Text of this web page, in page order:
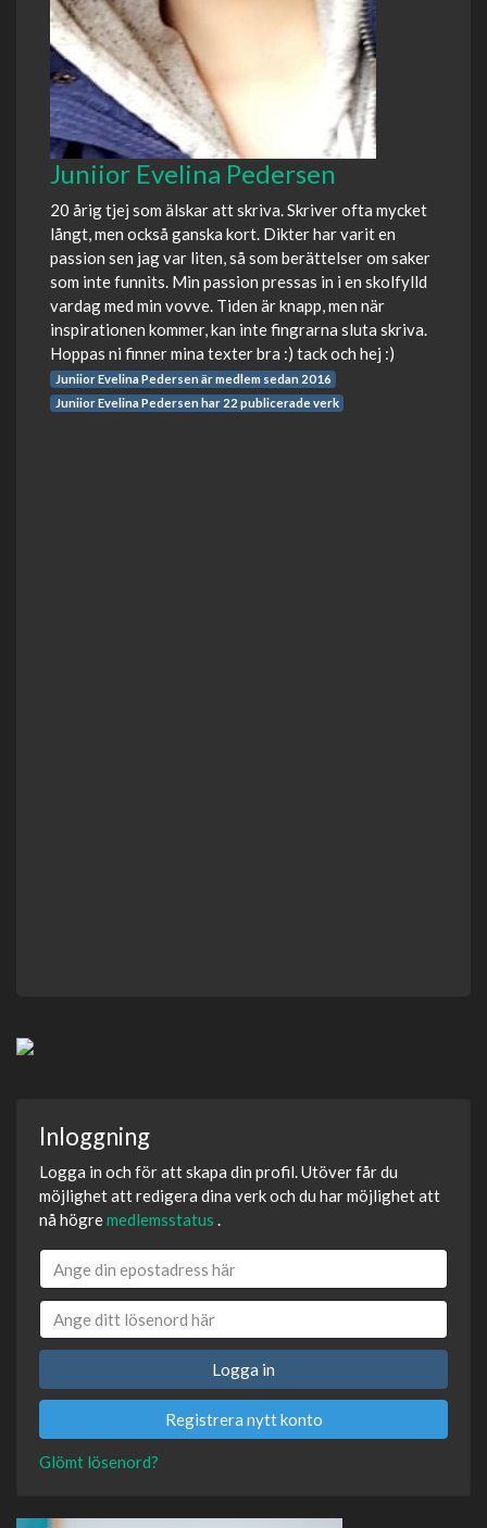
Juniior Evelina Pedersen
20 årig tjej som älskar att skriva. Skriver ofta mycket
långt, men också ganska kort. Dikter har varit en
passion sen jag var liten, så som berättelser om saker
som inte funnits. Min passion pressas in i en skolfylld
vardag med min vovve. Tiden är knapp, men när
inspirationen kommer, kan inte fingrarna sluta skriva.
Hoppas ni finner mina texter bra :) tack och hej :)
Juniior Evelina Pedersen är medlem sedan 2016
Juniior Evelina Pedersen har 22 publicerade verk
Inloggning
Logga in och för att skapa din profil. Utöver får du
möjlighet att redigera dina verk och du har möjlighet att
nå högremedlemsstatus .
Logga in
Registrera nytt konto
Glömt lösenord?